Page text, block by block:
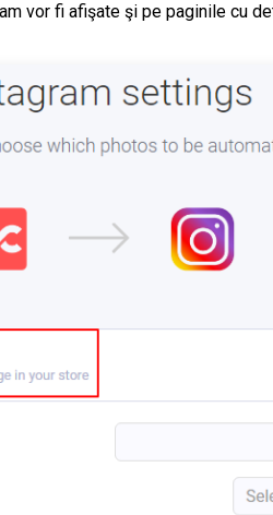
vor fi afişate şi pe paginile cu